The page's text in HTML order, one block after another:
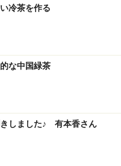
冷茶を作る
な中国緑茶
しました♪ 有本香さん